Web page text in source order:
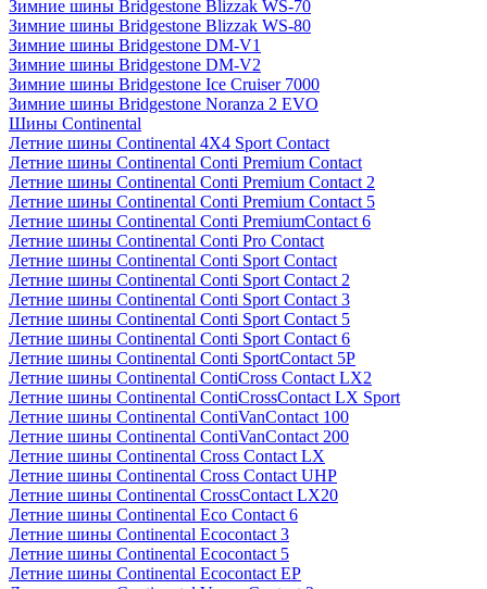
Зимние шины Bridgestone Blizzak WS-70
Зимние шины Bridgestone Blizzak WS-80
Зимние шины Bridgestone DM-V1
Зимние шины Bridgestone DM-V2
Зимние шины Bridgestone Ice Cruiser 7000
Зимние шины Bridgestone Noranza 2 EVO
Шины Continental
Летние шины Continental 4X4 Sport Contact
Летние шины Continental Conti Premium Contact
Летние шины Continental Conti Premium Contact 2
Летние шины Continental Conti Premium Contact 5
Летние шины Continental Conti PremiumContact 6
Летние шины Continental Conti Pro Contact
Летние шины Continental Conti Sport Contact
Летние шины Continental Conti Sport Contact 2
Летние шины Continental Conti Sport Contact 3
Летние шины Continental Conti Sport Contact 5
Летние шины Continental Conti Sport Contact 6
Летние шины Continental Conti SportContact 5P
Летние шины Continental ContiCross Contact LX2
Летние шины Continental ContiCrossContact LX Sport
Летние шины Continental ContiVanContact 100
Летние шины Continental ContiVanContact 200
Летние шины Continental Cross Contact LX
Летние шины Continental Cross Contact UHP
Летние шины Continental CrossContact LX20
Летние шины Continental Eco Contact 6
Летние шины Continental Ecocontact 3
Летние шины Continental Ecocontact 5
Летние шины Continental Ecocontact EP